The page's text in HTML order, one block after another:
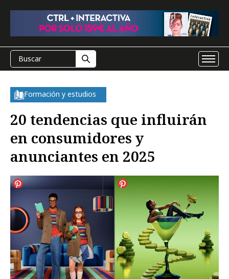
Formación y estudios
20 tendencias que influirán
en consumidores y
anunciantes en 2025